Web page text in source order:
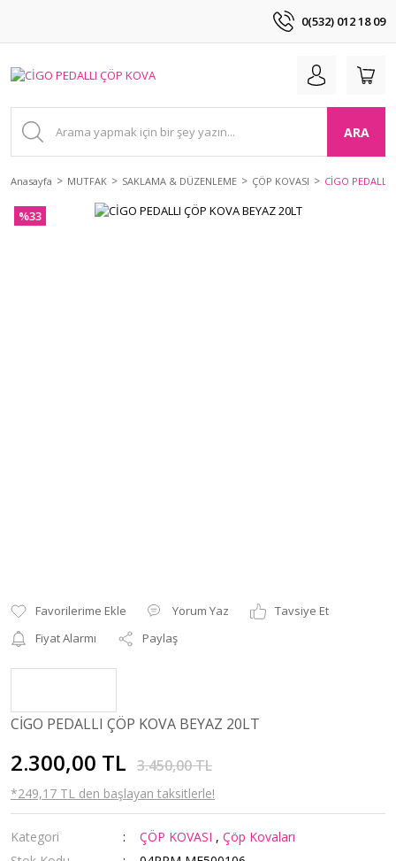
0(532) 012 18 09
ARA
Anasayfa MUTFAK SAKLAMA & DÜZENLEME ÇÖP KOVASI CİGO PEDALLI
%33
Yorum Yaz
Tavsiye Et
Fiyat Alarmı
Paylaş
CİGO PEDALLI ÇÖP KOVA BEYAZ 20LT
2.300,00 TL 3.450,00 TL
*249,17 TL den başlayan taksitlerle!
Kategori ÇÖP KOVASI ,Çöp Kovaları